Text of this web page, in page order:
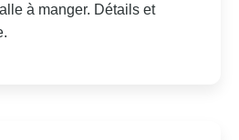
à manger. Détails et